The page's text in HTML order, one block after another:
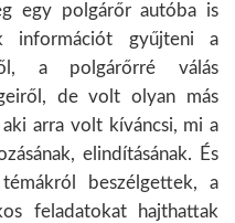
egy polgárőr autóba is
információt gyűjteni a
a polgárőrré válás
de volt olyan más
arra volt kíváncsi, mi a
elindításának. És
beszélgettek, a
feladatokat hajthattak